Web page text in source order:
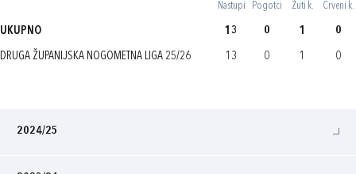
Nastupi Pogotci Žuti k. Crveni k.
UKUPNO 13 0 1 0
DRUGA ŽUPANIJSKA NOGOMETNA LIGA 25/26 13 0 1 0
2024/25